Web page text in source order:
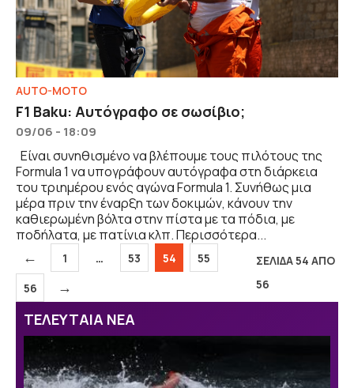
AUTO-MOTO
F1 Baku: Αυτόγραφο σε σωσίβιο;
09/06 - 18:09
Είναι συνηθισμένο να βλέπουμε τους πιλότους της
Formula 1 να υπογράφουν αυτόγραφα στη διάρκεια
του τριημέρου ενός αγώνα Formula 1. Συνήθως μια
μέρα πριν την έναρξη των δοκιμών, κάνουν την
καθιερωμένη βόλτα στην πίστα με τα πόδια, με
ποδήλατα, με πατίνια κλπ. Περισσότερα...
← Σελίδα
1 … Σελίδα
53 Σελίδα
54 Σελίδα
55
Σελίδα
56 →
ΣΕΛΙΔΑ 54 ΑΠΟ
56
ΤΕΛΕΥΤΑΙΑ ΝΕΑ